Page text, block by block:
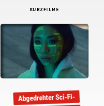
KURZFILME
Abgedrehter Sci-Fi-